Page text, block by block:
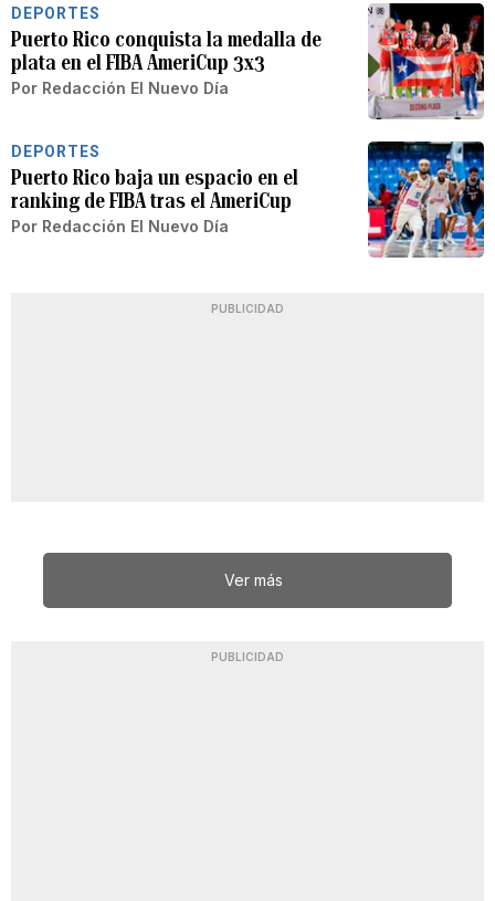
DEPORTES
Puerto Rico conquista la medalla de
plata en el FIBA AmeriCup 3x3
Por Redacción El Nuevo Día
DEPORTES
Puerto Rico baja un espacio en el
ranking de FIBA tras el AmeriCup
Por Redacción El Nuevo Día
PUBLICIDAD
Ver más
PUBLICIDAD